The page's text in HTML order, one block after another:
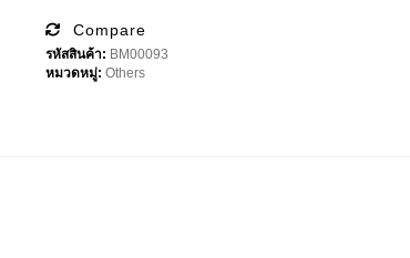
Model
EW-
301
Compare
รหัสสินค้า: BM00093
หมวดหมู่: Others